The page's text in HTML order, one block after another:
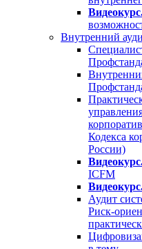
Внутренний
Кодекса
России)
ICFM
Аудит
Риск-